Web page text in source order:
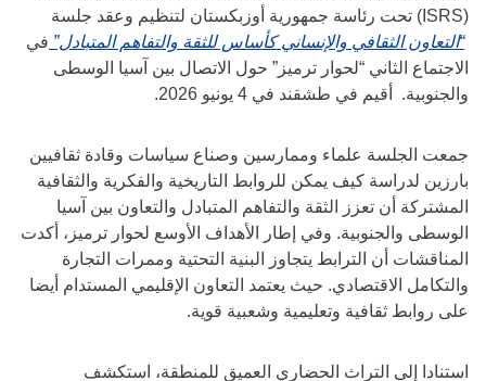
(ISRS) تحت رئاسة جمهورية أوزبكستان لتنظيم وعقد جلسة
“التعاون الثقافي والإنساني كأساس للثقة والتفاهم المتبادل” في
الاجتماع الثاني “لحوار ترميز” حول الاتصال بين آسيا الوسطى
والجنوبية. أقيم في طشقند في 4 يونيو 2026.
جمعت الجلسة علماء وممارسين وصناع سياسات وقادة ثقافيين
بارزين لدراسة كيف يمكن للروابط التاريخية والفكرية والثقافية
المشتركة أن تعزز الثقة والتفاهم المتبادل والتعاون بين آسيا
الوسطى والجنوبية. وفي إطار الأهداف الأوسع لحوار ترميز، أكدت
المناقشات أن الترابط يتجاوز البنية التحتية وممرات التجارة
والتكامل الاقتصادي. حيث يعتمد التعاون الإقليمي المستدام أيضا
على روابط ثقافية وتعليمية وشعبية قوية.
استنادا إلى التراث الحضاري العميق للمنطقة، استكشف